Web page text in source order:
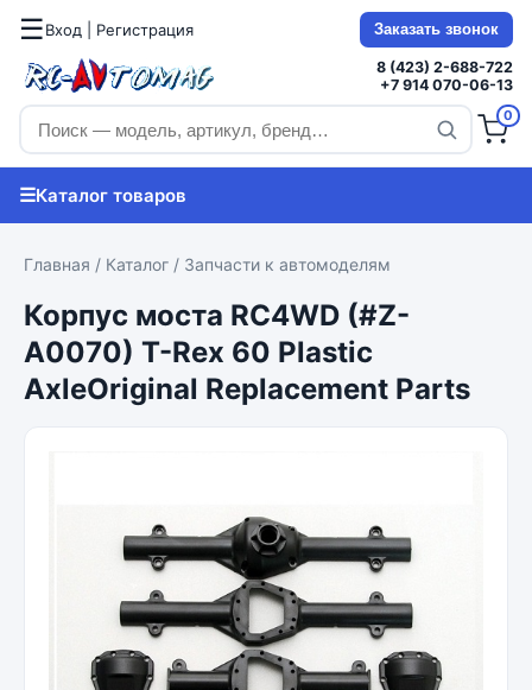
☰Вход | Регистрация Заказать звонок
8 (423) 2-688-722
+7 914 070-06-13
0
☰Каталог товаров
Главная / Каталог / Запчасти к автомоделям
Корпус моста RC4WD (#Z-
A0070) T-Rex 60 Plastic
AxleOriginal Replacement Parts